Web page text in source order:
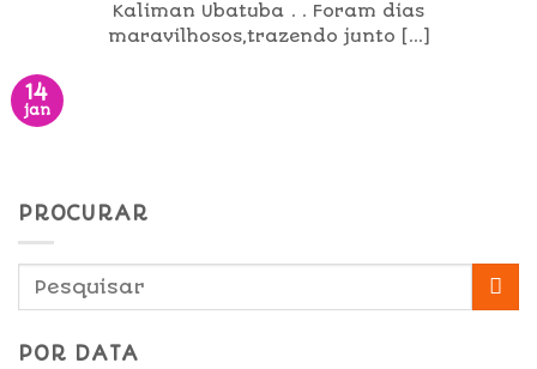
Kaliman Ubatuba . . Foram dias
maravilhosos,trazendo junto [...]
14
jan
PROCURAR
POR DATA